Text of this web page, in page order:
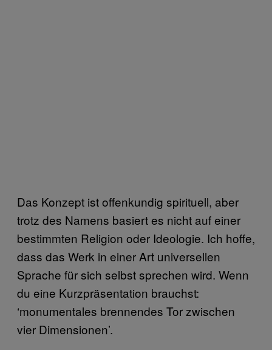
Das Konzept ist offenkundig spirituell, aber
trotz des Namens basiert es nicht auf einer
bestimmten Religion oder Ideologie. Ich hoffe,
dass das Werk in einer Art universellen
Sprache für sich selbst sprechen wird. Wenn
du eine Kurzpräsentation brauchst:
‘monumentales brennendes Tor zwischen
vier Dimensionen’.